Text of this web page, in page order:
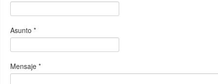
Asunto *
Mensaje *